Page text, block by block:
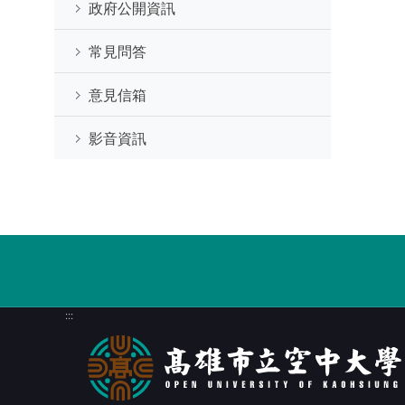
政府公開資訊
常見問答
意見信箱
影音資訊
:::